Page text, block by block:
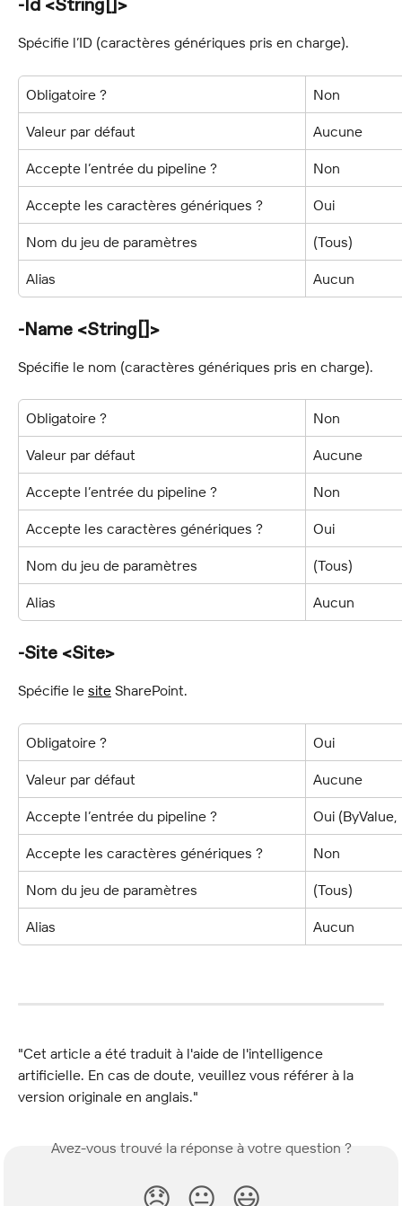
-Id <String[]>
Spécifie l’ID (caractères génériques pris en charge).
Obligatoire ? Non
Valeur par défaut Aucune
Accepte l’entrée du pipeline ? Non
Accepte les caractères génériques ? Oui
Nom du jeu de paramètres (Tous)
Alias Aucun
-Name <String[]>
Spécifie le nom (caractères génériques pris en charge).
Obligatoire ? Non
Valeur par défaut Aucune
Accepte l’entrée du pipeline ? Non
Accepte les caractères génériques ? Oui
Nom du jeu de paramètres (Tous)
Alias Aucun
-Site <Site>
Spécifie le site SharePoint.
Obligatoire ? Oui
Valeur par défaut Aucune
Accepte l’entrée du pipeline ? Oui
Accepte les caractères génériques ? Non
Nom du jeu de paramètres (Tous)
Alias Aucun
"Cet article a été traduit à l'aide de l'intelligence
artificielle. En cas de doute, veuillez vous référer à la
version originale en anglais."
Avez-vous trouvé la réponse à votre question ?
😞 😐 😃